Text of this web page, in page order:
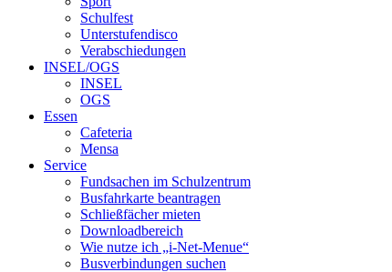
Schulfest
Unterstufendisco
Verabschiedungen
INSEL/OGS
INSEL
OGS
Essen
Cafeteria
Mensa
Service
Fundsachen im Schulzentrum
Busfahrkarte beantragen
Schließfächer mieten
Downloadbereich
Wie nutze ich „i-Net-Menue“
Busverbindungen suchen